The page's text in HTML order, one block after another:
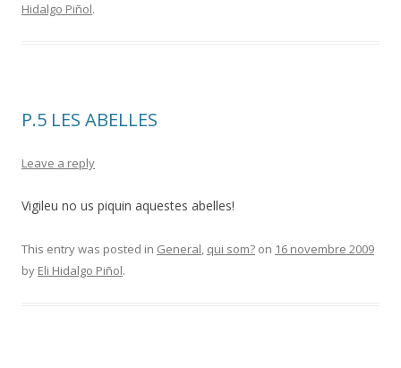
Hidalgo Piñol.
P.5 LES ABELLES
Leave a reply
Vigileu no us piquin aquestes abelles!
This entry was posted in General, qui som? on 16 novembre 2009
by Eli Hidalgo Piñol.